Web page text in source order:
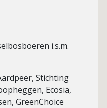
i.s.m.
Stichting
Ecosia,
GreenChoice